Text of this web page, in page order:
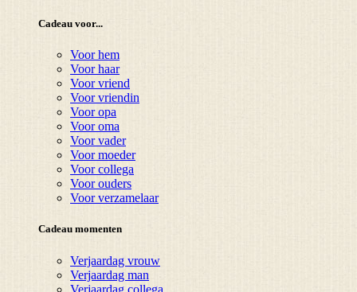
Cadeau voor...
Voor hem
Voor haar
Voor vriend
Voor vriendin
Voor opa
Voor oma
Voor vader
Voor moeder
Voor collega
Voor ouders
Voor verzamelaar
Cadeau momenten
Verjaardag vrouw
Verjaardag man
Verjaardag collega